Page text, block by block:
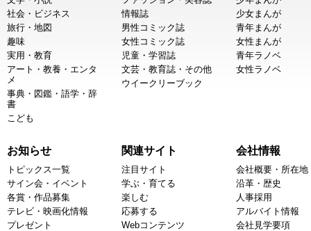
社会・ビジネス
旅行・地図
趣味
実用・教育
アート・教養・エンタ
メ
事典・図鑑・語学・辞
書
こども
情報誌
男性コミック誌
女性コミック誌
児童・学習誌
文芸・教育誌・その他
ウイークリーブック
少女まんが
青年まんが
女性まんが
青年ラノベ
女性ラノベ
お知らせ
トピックス一覧
サイン会・イベント
各賞・作品募集
テレビ・映画化情報
プレゼント
関連サイト
注目サイト
学ぶ・育てる
楽しむ
応募する
Webコンテンツ
会社情報
会社概要・所在地
沿革・歴史
人事採用
アルバイト情報
会社見学要項